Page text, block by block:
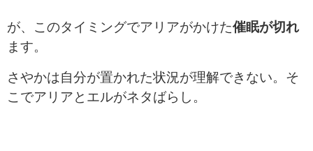
が、このタイミングでアリアがかけた催眠が切れ
ます。
さやかは自分が置かれた状況が理解できない。そ
こでアリアとエルがネタばらし。